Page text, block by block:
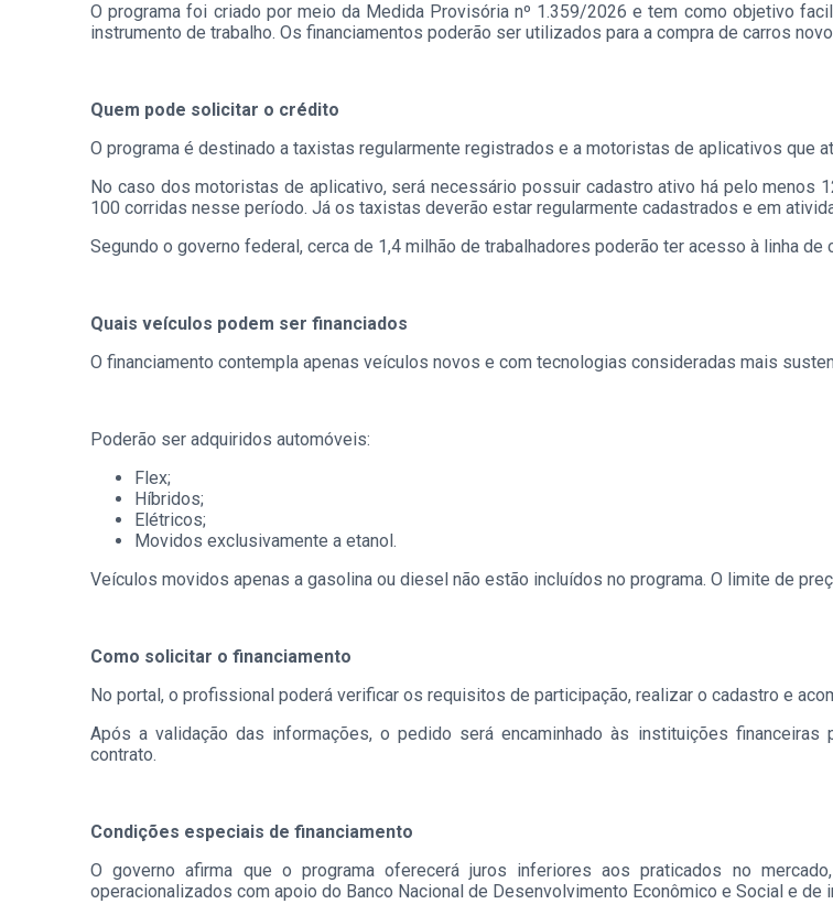
O programa foi criado por meio da Medida Provisória nº 1.359/2026 e tem como objetivo
instrumento de trabalho. Os financiamentos poderão ser utilizados para a compra de carros
Quem pode solicitar o crédito
O programa é destinado a taxistas regularmente registrados e a motoristas de aplicativos que
No caso dos motoristas de aplicativo, será necessário possuir cadastro ativo há pelo menos
100 corridas nesse período. Já os taxistas deverão estar regularmente cadastrados e em
Segundo o governo federal, cerca de 1,4 milhão de trabalhadores poderão ter acesso à linha de
Quais veículos podem ser financiados
O financiamento contempla apenas veículos novos e com tecnologias consideradas mais
Poderão ser adquiridos automóveis:
Flex;
Híbridos;
Elétricos;
Movidos exclusivamente a etanol.
Veículos movidos apenas a gasolina ou diesel não estão incluídos no programa. O limite de
Como solicitar o financiamento
No portal, o profissional poderá verificar os requisitos de participação, realizar o cadastro e
Após a validação das informações, o pedido será encaminhado às instituições
contrato.
Condições especiais de financiamento
O governo afirma que o programa oferecerá juros inferiores aos praticados no
operacionalizados com apoio do Banco Nacional de Desenvolvimento Econômico e Social e